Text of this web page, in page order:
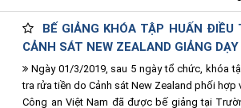
BẾ GIẢNG KHÓA TẬP HUẤN ĐIỀU
CẢNH SÁT NEW ZEALAND GIẢNG
Ngày 01/3/2019, sau 5 ngày tổ chức, khóa
tra rửa tiền do Cảnh sát New Zealand phối
Công an Việt Nam đã được bế giảng tại